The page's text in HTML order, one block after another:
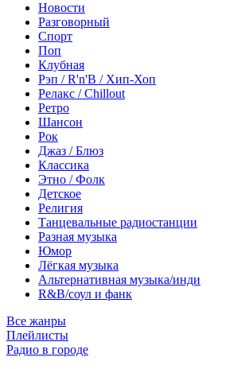
Новости
Разговорный
Спорт
Поп
Клубная
Рэп / R'n'B / Хип-Хоп
Релакс / Chillout
Ретро
Шансон
Рок
Джаз / Блюз
Классика
Этно / Фолк
Детское
Религия
Танцевальные радиостанции
Разная музыка
Юмор
Лёгкая музыка
Альтернативная музыка/инди
R&B/cоул и фанк
Все жанры
Плейлисты
Радио в городе